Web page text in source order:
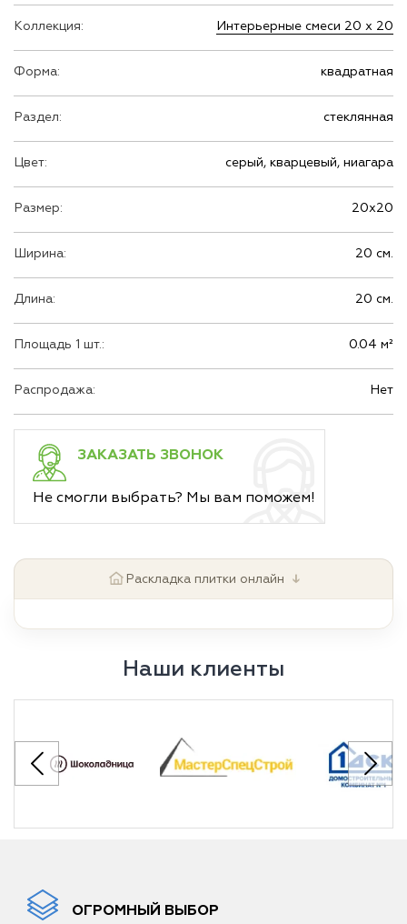
Коллекция: Интерьерные смеси 20 х 20
Форма: квадратная
Раздел: стеклянная
Цвет: серый, кварцевый, ниагара
Размер: 20х20
Ширина: 20 см.
Длина: 20 см.
Площадь 1 шт.: 0.04 м²
Распродажа: Нет
ЗАКАЗАТЬ ЗВОНОК
Не смогли выбрать? Мы вам поможем!
Раскладка плитки онлайн ↓
Наши клиенты
ОГРОМНЫЙ ВЫБОР